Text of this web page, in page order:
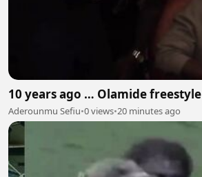
10 years ago … Olamide freestyle
Aderounmu Sefiu•0 views•20 minutes ago